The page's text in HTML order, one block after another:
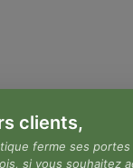
clients,
ferme ses
si vous souhaitez